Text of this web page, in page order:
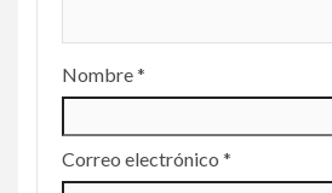
Nombre*
Correo electrónico *